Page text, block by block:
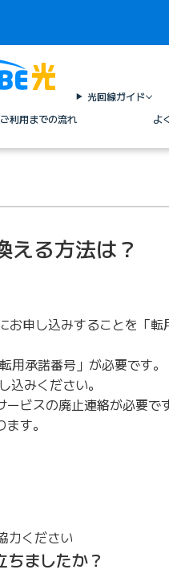
ご利用までの流れ
光回線ガイド
よ
える方法は？
申し込みすることを「転
承諾番号」が必要です。
込みください。
ビスの廃止連絡が必要で
す。
力ください
ましたか？